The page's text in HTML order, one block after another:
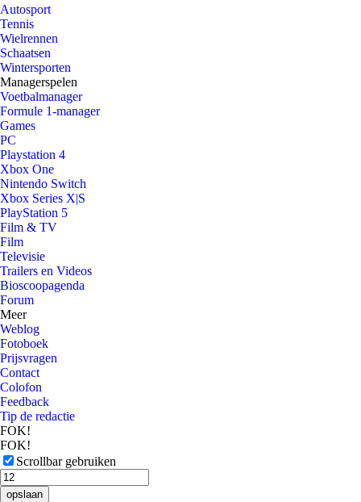
Autosport
Tennis
Wielrennen
Schaatsen
Wintersporten
Managerspelen
Voetbalmanager
Formule 1-manager
Games
PC
Playstation 4
Xbox One
Nintendo Switch
Xbox Series X|S
PlayStation 5
Film & TV
Film
Televisie
Trailers en Videos
Bioscoopagenda
Forum
Meer
Weblog
Fotoboek
Prijsvragen
Contact
Colofon
Feedback
Tip de redactie
FOK!
FOK!
Scrollbar gebruiken
opslaan